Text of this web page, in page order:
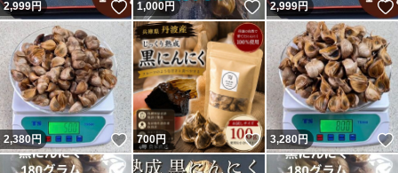
2,999円 いいね！
1,000円 いいね！
2,999円
2,380円 いいね！
700円 いいね！
3,280円